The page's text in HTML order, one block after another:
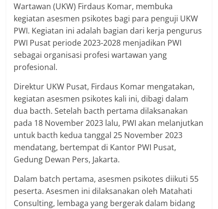
Wartawan (UKW) Firdaus Komar, membuka
kegiatan asesmen psikotes bagi para penguji UKW
PWI. Kegiatan ini adalah bagian dari kerja pengurus
PWI Pusat periode 2023-2028 menjadikan PWI
sebagai organisasi profesi wartawan yang
profesional.
Direktur UKW Pusat, Firdaus Komar mengatakan,
kegiatan asesmen psikotes kali ini, dibagi dalam
dua bacth. Setelah bacth pertama dilaksanakan
pada 18 November 2023 lalu, PWI akan melanjutkan
untuk bacth kedua tanggal 25 November 2023
mendatang, bertempat di Kantor PWI Pusat,
Gedung Dewan Pers, Jakarta.
Dalam batch pertama, asesmen psikotes diikuti 55
peserta. Asesmen ini dilaksanakan oleh Matahati
Consulting, lembaga yang bergerak dalam bidang